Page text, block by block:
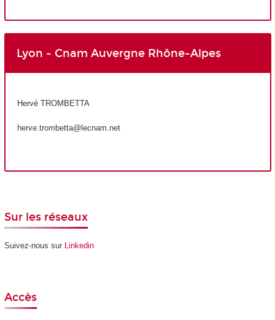
Lyon - Cnam Auvergne Rhône-Alpes
Hervé TROMBETTA
herve.trombetta@lecnam.net
Sur les réseaux
Suivez-nous sur Linkedin
Accès